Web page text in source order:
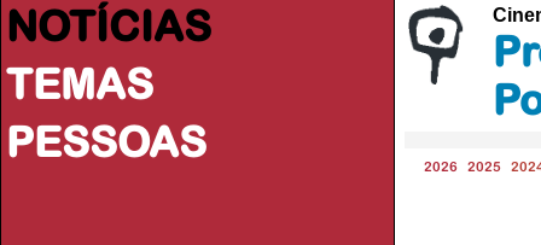
NOTÍCIAS
TEMAS
PESSOAS
2026 2025